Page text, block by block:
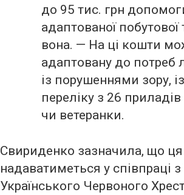
до 95 тис. грн
адаптованої
вона. — На ці кошти
адаптовану до потреб
із порушеннями зору,
переліку з 26
чи ветеранки.
Свириденко зазначила, що
надаватиметься у співпраці
Українського Червоного